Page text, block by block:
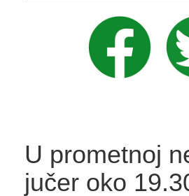
U prometnoj
jučer oko